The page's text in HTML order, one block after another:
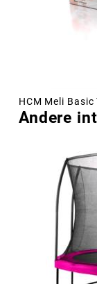
HCM Meli
Andere